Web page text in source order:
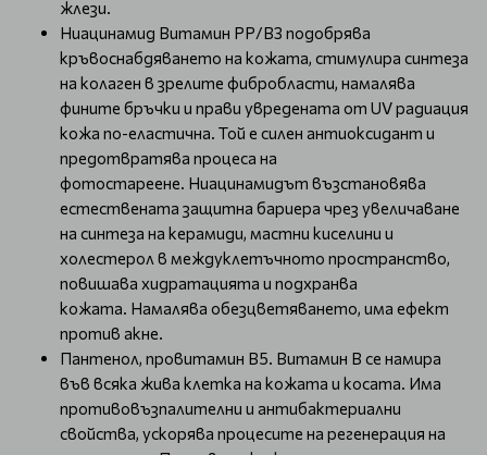
жлези.
Ниацинамид Витамин РР/В3 подобрява
кръвоснабдяването на кожата, стимулира синтеза
на колаген в зрелите фибробласти, намалява
фините бръчки и прави увредената от UV радиация
кожа по-еластична. Той е силен антиоксидант и
предотвратява процеса на
фотостареене. Ниацинамидът възстановява
естествената защитна бариера чрез увеличаване
на синтеза на керамиди, мастни киселини и
холестерол в междуклетъчното пространство,
повишава хидратацията и подхранва
кожата. Намалява обезцветяването, има ефект
против акне.
Пантенол, провитамин В5. Витамин В се намира
във всяка жива клетка на кожата и косата. Има
противовъзпалителни и антибактериални
свойства, ускорява процесите на регенерация на